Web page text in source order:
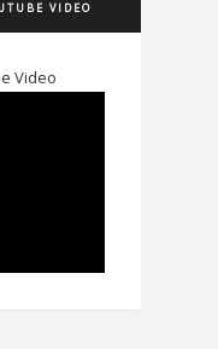
VIDEO
Video